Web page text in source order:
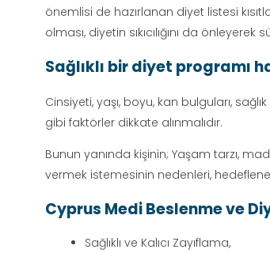
önemlisi de hazırlanan diyet listesi
olması, diyetin sıkıcılığını da
Sağlıklı bir diyet programı
Cinsiyeti, yaşı, boyu, kan bulguları,
gibi faktörler dikkate alınmalıdır.
Bunun yanında kişinin; Yaşam tarzı,
vermek istemesinin nedenleri,
Cyprus Medi Beslenme ve
Sağlıklı ve Kalıcı Zayıflama,